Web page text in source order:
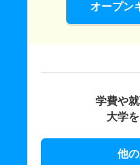
オープン
学費や
大学
他